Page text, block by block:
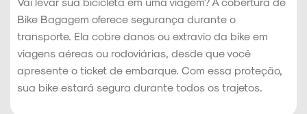
Bike Bagagem oferece segurança durante o
transporte. Ela cobre danos ou extravio da bike em
viagens aéreas ou rodoviárias, desde que você
apresente o ticket de embarque. Com essa proteção,
sua bike estará segura durante todos os trajetos.